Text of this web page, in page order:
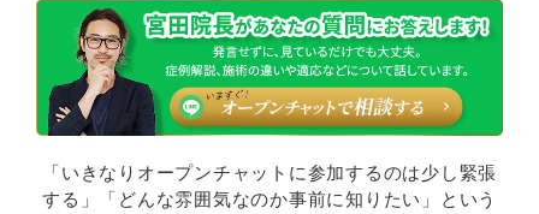
「いきなりオープンチャットに参加するのは少し緊張
する」「どんな雰囲気なのか事前に知りたい」という